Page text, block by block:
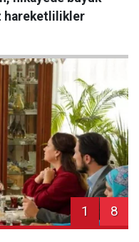
hareketlilikler
1 8